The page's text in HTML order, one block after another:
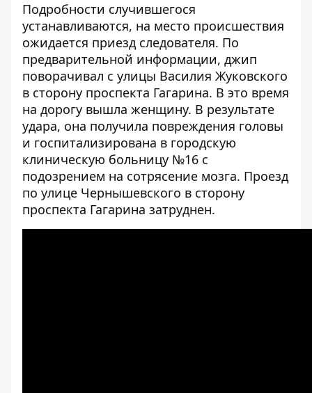
Подробности случившегося
устанавливаются, на место происшествия
ожидается приезд следователя. По
предварительной информации, джип
поворачивал с улицы Василия Жуковского
в сторону проспекта Гагарина. В это время
на дорогу вышла женщину. В результате
удара, она получила повреждения головы
и госпитализирована в городскую
клиническую больницу №16 с
подозрением на сотрясение мозга. Проезд
по улице Чернышевского в сторону
проспекта Гагарина затруднен.